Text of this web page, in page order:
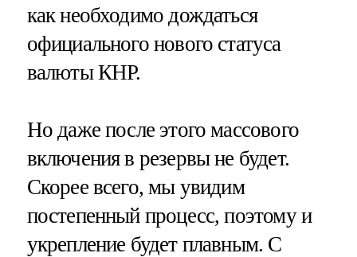
как необходимо дождаться
официального нового статуса
валюты КНР.
Но даже после этого массового
включения в резервы не будет.
Скорее всего, мы увидим
постепенный процесс, поэтому и
укрепление будет плавным. С